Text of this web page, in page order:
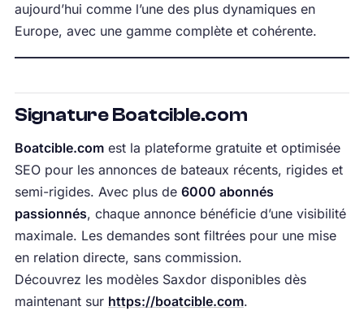
aujourd’hui comme l’une des plus dynamiques en
Europe, avec une gamme complète et cohérente.
Signature Boatcible.com
Boatcible.comest la plateforme gratuite et optimisée
SEO pour les annonces de bateaux récents, rigides et
semi-rigides. Avec plus de 6000 abonnés
passionnés, chaque annonce bénéficie d’une visibilité
maximale. Les demandes sont filtrées pour une mise
en relation directe, sans commission.
Découvrez les modèles Saxdor disponibles dès
maintenant sur https://boatcible.com.